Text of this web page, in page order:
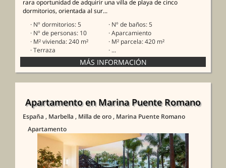
rara oportunidad de adquirir una villa de playa de cinco
dormitorios, orientada al sur...
· Nº dormitorios: 5
· Nº de baños: 5
· Nº de personas: 10
· Aparcamiento
· M² vivienda: 240 m²
· M² parcela: 420 m²
· Terraza
· ...
Apartamento en Marina Puente Romano
España , Marbella , Milla de oro, Marina Puente Romano
Apartamento